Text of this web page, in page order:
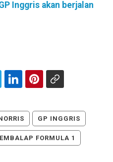
Inggris akan berjalan
GP INGGRIS
FORMULA 1